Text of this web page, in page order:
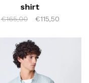
shirt
€165,00 €115,50